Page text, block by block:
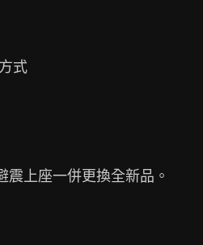
式
震上座一併更換全新品。